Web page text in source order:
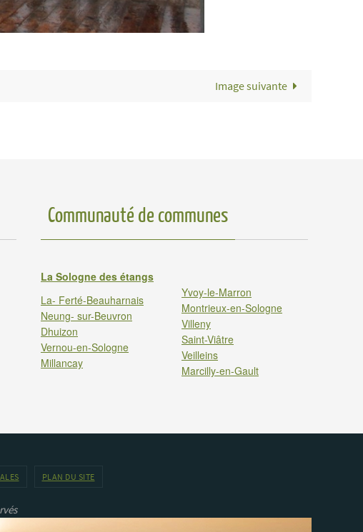
Image suivante
Communauté de communes
La Sologne des étangs
La- Ferté-Beauharnais
Neung- sur-Beuvron
Dhuizon
Vernou-en-Sologne
Millancay
Yvoy-le-Marron
Montrieux-en-Sologne
Villeny
Saint-Viâtre
Veilleins
Marcilly-en-Gault
PLAN DU SITE